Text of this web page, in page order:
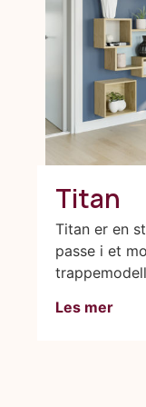
Titan
Titan er en
passe i et
Les mer